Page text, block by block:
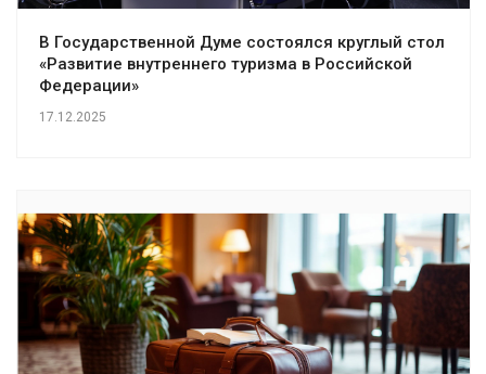
В Государственной Думе состоялся круглый стол
«Развитие внутреннего туризма в Российской
Федерации»
17.12.2025